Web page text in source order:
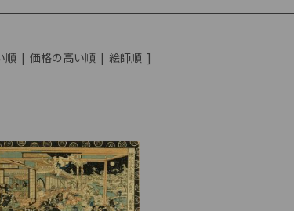
順 | 価格の高い順 | 絵師順 ]